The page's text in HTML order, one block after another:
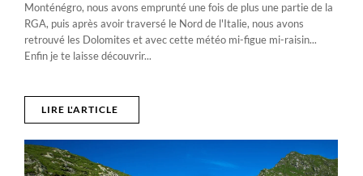
Monténégro, nous avons emprunté une fois de plus une partie de la
RGA, puis après avoir traversé le Nord de l'Italie, nous avons
retrouvé les Dolomites et avec cette météo mi-figue mi-raisin...
Enfin je te laisse découvrir...
LIRE L'ARTICLE